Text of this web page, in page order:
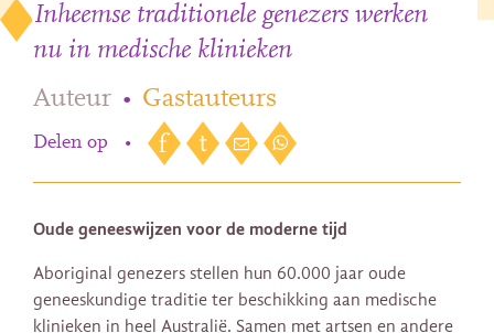
Inheemse traditionele genezers werken
nu in medische klinieken
Auteur • Gastauteurs
Delen op •
Oude geneeswijzen voor de moderne tijd
Aboriginal genezers stellen hun 60.000 jaar oude
geneeskundige traditie ter beschikking aan medische
klinieken in heel Australië. Samen met artsen en andere